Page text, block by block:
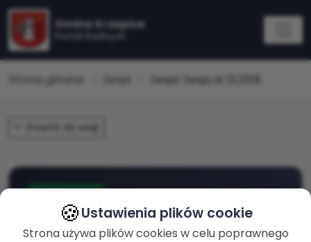
Gmina Krzepice
Strona główna Sesje Sesja: Sesja nr 13.2019
Powrót do sesji
Sesja nr 13.2019
🍪Ustawienia plików cookie
Strona używa plików cookies w celu poprawnego